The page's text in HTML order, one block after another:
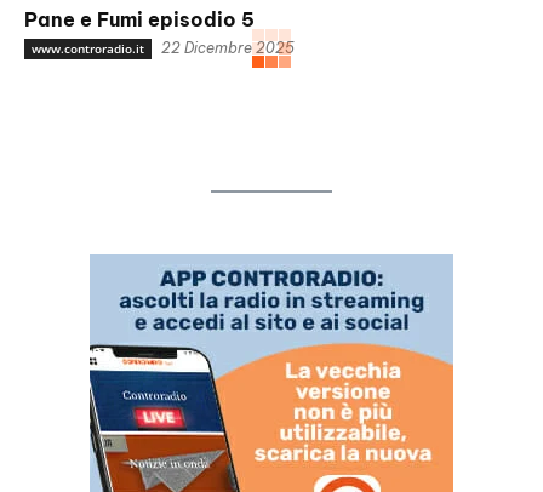
Pane e Fumi episodio 5
www.controradio.it 22 Dicembre 2025